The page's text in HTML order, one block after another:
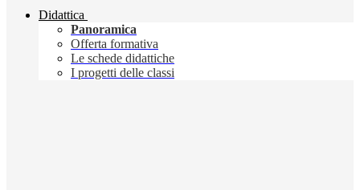
Didattica
Panoramica
Offerta formativa
Le schede didattiche
I progetti delle classi